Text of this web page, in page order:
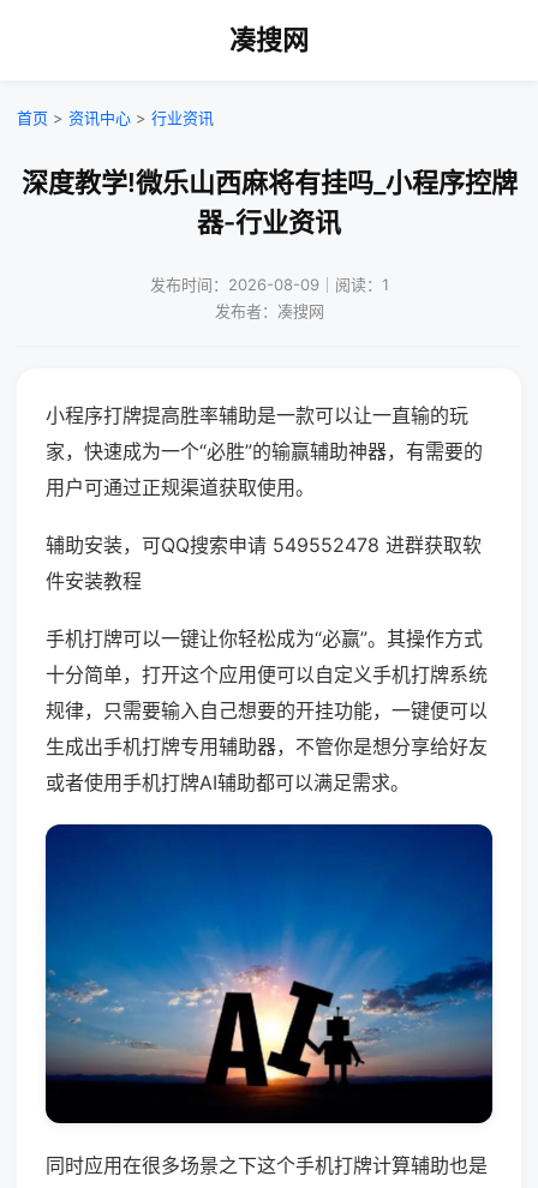
凑搜网
首页 > 资讯中心 > 行业资讯
深度教学!微乐山西麻将有挂吗_小程序控牌
器-行业资讯
发布时间：2026-08-09｜阅读：1
发布者：凑搜网
小程序打牌提高胜率辅助是一款可以让一直输的玩
家，快速成为一个“必胜”的输赢辅助神器，有需要的
用户可通过正规渠道获取使用。
辅助安装，可QQ搜索申请 549552478 进群获取软
件安装教程
手机打牌可以一键让你轻松成为“必赢”。其操作方式
十分简单，打开这个应用便可以自定义手机打牌系统
规律，只需要输入自己想要的开挂功能，一键便可以
生成出手机打牌专用辅助器，不管你是想分享给好友
或者使用手机打牌AI辅助都可以满足需求。
同时应用在很多场景之下这个手机打牌计算辅助也是